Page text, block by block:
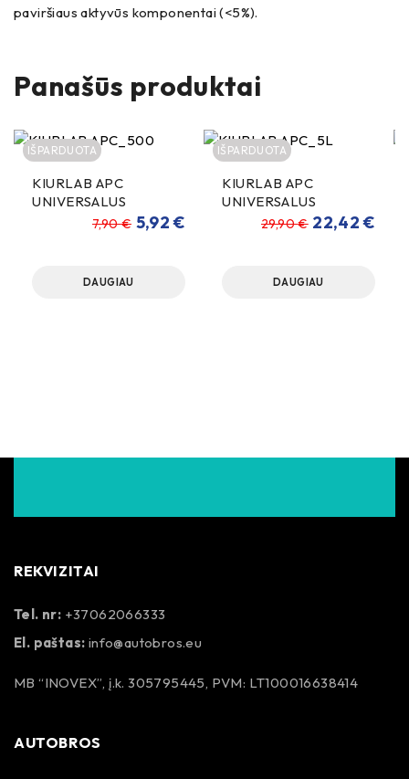
paviršiaus aktyvūs komponentai (<5%).
Panašūs produktai
IŠPARDUOTA
KIURLAB APC
UNIVERSALUS
VALIKLIS 500ml
7,90€ 5,92€
DAUGIAU
IŠPARDUOTA
KIURLAB APC
UNIVERSALUS
VALIKLIS 5000ml
29,90€ 22,42€
DAUGIAU
REKVIZITAI
Tel. nr: +37062066333
El. paštas: info@autobros.eu
MB “INOVEX”, į.k. 305795445, PVM: LT100016638414
AUTOBROS